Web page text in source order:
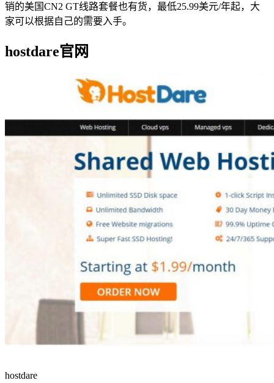
销的美国CN2 GT线路套餐也有货，最低25.99美元/年起，大
家可以根据自己的需要入手。
hostdare官网
hostdare